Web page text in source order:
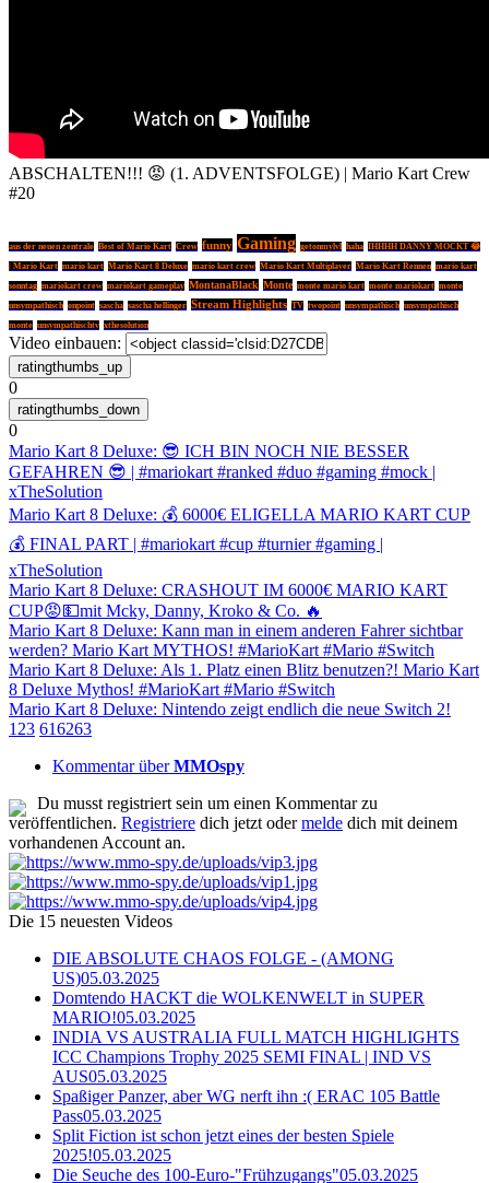
ABSCHALTEN!!! 😡 (1. ADVENTSFOLGE) | Mario Kart Crew
#20
aus der neuen zentrale Best of Mario Kart Crew funny Gaming getonmylvl haha IHHHH DANNY MOCKT 😂
| Mario Kart mario kart Mario Kart 8 Deluxe mario kart crew Mario Kart Multiplayer Mario Kart Rennen mario kart
sonntag mariokart crew mariokart gameplay MontanaBlack Monte monte mario kart monte mariokart monte
unsympathisch onpoint sascha sascha hellinger Stream Highlights TV twopoint unsympathisch unsympathisch
monte unsympathischtv xthesolution
Video einbauen:
0
0
Mario Kart 8 Deluxe: 😎 ICH BIN NOCH NIE BESSER
GEFAHREN 😎 | #mariokart #ranked #duo #gaming #mock |
xTheSolution
Mario Kart 8 Deluxe: 💰 6000€ ELIGELLA MARIO KART CUP
💰 FINAL PART | #mariokart #cup #turnier #gaming |
xTheSolution
Mario Kart 8 Deluxe: CRASHOUT IM 6000€ MARIO KART
CUP😡💵mit Mcky, Danny, Kroko & Co. 🔥
Mario Kart 8 Deluxe: Kann man in einem anderen Fahrer sichtbar
werden? Mario Kart MYTHOS! #MarioKart #Mario #Switch
Mario Kart 8 Deluxe: Als 1. Platz einen Blitz benutzen?! Mario Kart
8 Deluxe Mythos! #MarioKart #Mario #Switch
Mario Kart 8 Deluxe: Nintendo zeigt endlich die neue Switch 2!
1 23 616263
Kommentar überMMOspy
Du musst registriert sein um einen Kommentar zu
veröffentlichen. Registriere dich jetzt odermelde dich mit deinem
vorhandenen Account an.
Die 15 neuesten Videos
DIE ABSOLUTE CHAOS FOLGE - (AMONG
US)05.03.2025
Domtendo HACKT die WOLKENWELT in SUPER
MARIO!05.03.2025
INDIA VS AUSTRALIA FULL MATCH HIGHLIGHTS
ICC Champions Trophy 2025 SEMI FINAL | IND VS
AUS05.03.2025
Spaßiger Panzer, aber WG nerft ihn :( ERAC 105 Battle
Pass05.03.2025
Split Fiction ist schon jetzt eines der besten Spiele
2025!05.03.2025
Die Seuche des 100-Euro-"Frühzugangs"05.03.2025